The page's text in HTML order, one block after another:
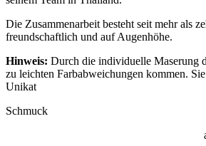
Die Zusammenarbeit besteht seit mehr als
freundschaftlich und auf Augenhöhe.
Hinweis: Durch die individuelle Maserung
zu leichten Farbabweichungen kommen.
Unikat
Schmuck